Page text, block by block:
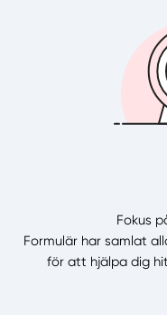
Fokus
Formulär har samlat
för att hjälpa dig